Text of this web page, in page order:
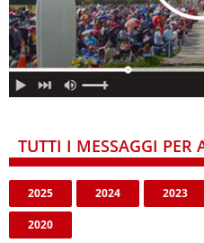
TUTTI I MESSAGGI PER
2025 2024 2023
2020